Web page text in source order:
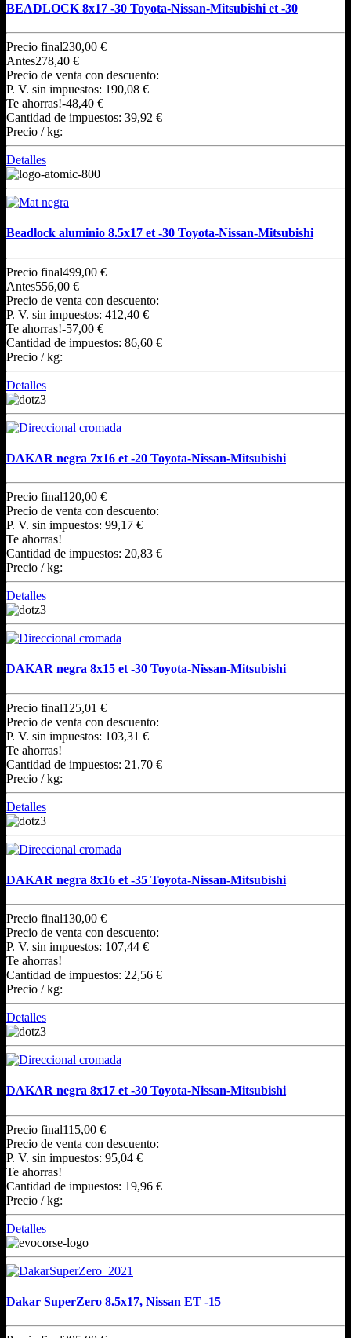
BEADLOCK 8x17 -30 Toyota-Nissan-Mitsubishi et -30
Precio final230,00 €
Antes278,40 €
Precio de venta con descuento:
P. V. sin impuestos: 190,08 €
Te ahorras!-48,40 €
Cantidad de impuestos: 39,92 €
Precio / kg:
Detalles
Beadlock aluminio 8.5x17 et -30 Toyota-Nissan-Mitsubishi
Precio final499,00 €
Antes556,00 €
Precio de venta con descuento:
P. V. sin impuestos: 412,40 €
Te ahorras!-57,00 €
Cantidad de impuestos: 86,60 €
Precio / kg:
Detalles
DAKAR negra 7x16 et -20 Toyota-Nissan-Mitsubishi
Precio final120,00 €
Precio de venta con descuento:
P. V. sin impuestos: 99,17 €
Te ahorras!
Cantidad de impuestos: 20,83 €
Precio / kg:
Detalles
DAKAR negra 8x15 et -30 Toyota-Nissan-Mitsubishi
Precio final125,01 €
Precio de venta con descuento:
P. V. sin impuestos: 103,31 €
Te ahorras!
Cantidad de impuestos: 21,70 €
Precio / kg:
Detalles
DAKAR negra 8x16 et -35 Toyota-Nissan-Mitsubishi
Precio final130,00 €
Precio de venta con descuento:
P. V. sin impuestos: 107,44 €
Te ahorras!
Cantidad de impuestos: 22,56 €
Precio / kg:
Detalles
DAKAR negra 8x17 et -30 Toyota-Nissan-Mitsubishi
Precio final115,00 €
Precio de venta con descuento:
P. V. sin impuestos: 95,04 €
Te ahorras!
Cantidad de impuestos: 19,96 €
Precio / kg:
Detalles
Dakar SuperZero 8.5x17, Nissan ET -15